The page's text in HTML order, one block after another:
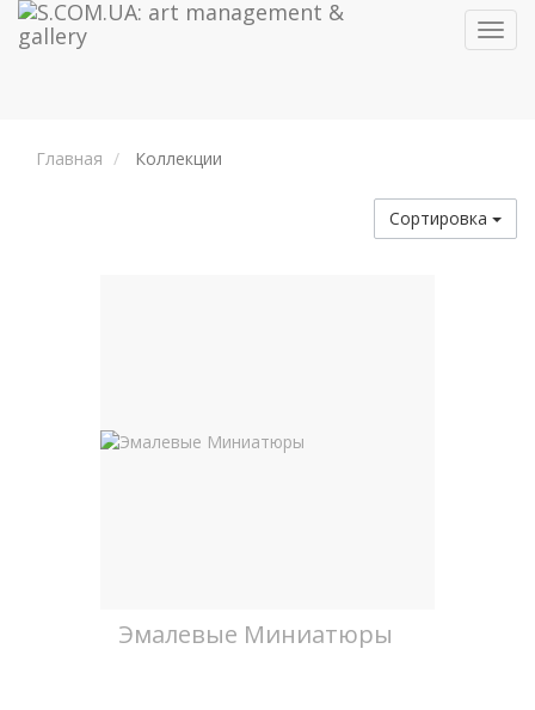
Главная Коллекции
Сортировка
Эмалевые Миниатюры